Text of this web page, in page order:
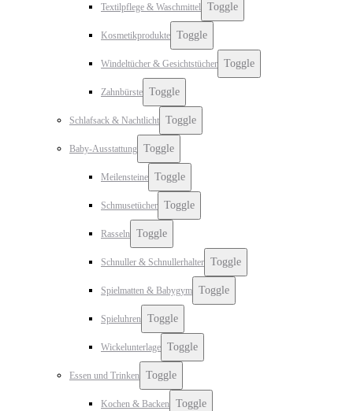
Textilpflege & Waschmittel Toggle
Kosmetikprodukte Toggle
Windeltücher & Gesichtstücher Toggle
Zahnbürste Toggle
Schlafsack & Nachtlicht Toggle
Baby-Ausstattung Toggle
Meilensteine Toggle
Schmusetücher Toggle
Rasseln Toggle
Schnuller & Schnullerhalter Toggle
Spielmatten & Babygym Toggle
Spieluhren Toggle
Wickelunterlage Toggle
Essen und Trinken Toggle
Kochen & Backen Toggle